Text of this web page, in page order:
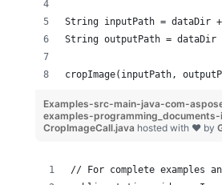
String inputPath = dataDir
String outputPath = dataDir
cropImage(inputPath,
Examples-src-main-java-com-
examples-
CropImageCall.java hosted with ❤ by
// For complete examples